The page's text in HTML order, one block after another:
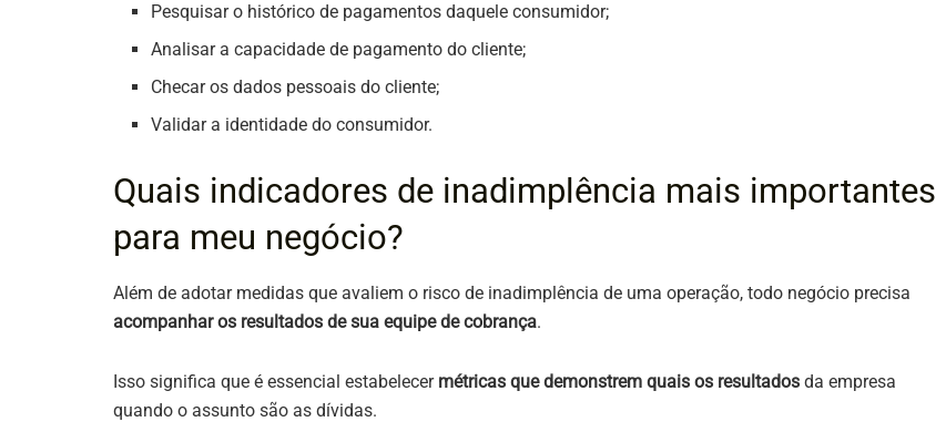
Pesquisar o histórico de pagamentos daquele consumidor;
Analisar a capacidade de pagamento do cliente;
Checar os dados pessoais do cliente;
Validar a identidade do consumidor.
Quais indicadores de inadimplência mais importantes
para meu negócio?
Além de adotar medidas que avaliem o risco de inadimplência de uma operação, todo negócio precisa
acompanhar os resultados de sua equipe de cobrança.
Isso significa que é essencial estabelecer métricas que demonstrem quais os resultados da empresa
quando o assunto são as dívidas.